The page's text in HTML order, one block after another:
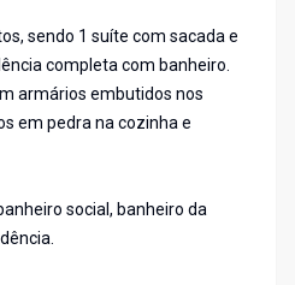
sendo 1 suíte com sacada e
completa com banheiro.
armários embutidos nos
em pedra na cozinha e
social, banheiro da